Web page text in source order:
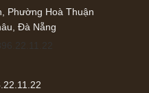
Phường Hoà Thuận
Đà Nẵng